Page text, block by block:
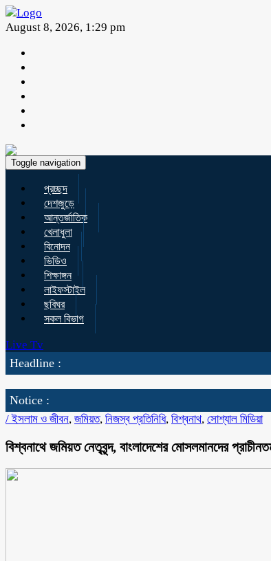
August 8, 2026, 1:29 pm
Toggle navigation
প্রচ্ছদ
দেশজুড়ে
আন্তর্জাতিক
খেলাধুলা
বিনোদন
ভিডিও
শিক্ষাঙ্গন
লাইফস্টাইল
ছবিঘর
সকল বিভাগ
Live Tv
Headline :
Notice :
/ইসলাম ও জীবন, জমিয়ত, নিজস্ব প্রতিনিধি, বিশ্বনাথ, সোশ্যাল মিডিয়া
বিশ্বনাথে জমিয়ত নেতৃবৃন্দ, বাংলাদেশের মোসলমানদের